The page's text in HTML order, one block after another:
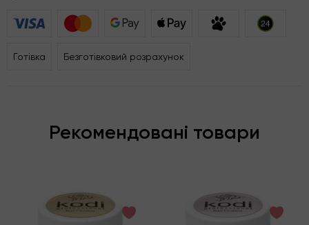
Готівка Безготівковий розрахунок
Рекомендовані товари